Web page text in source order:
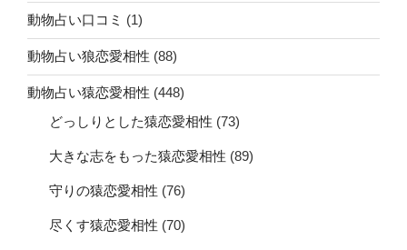
動物占い口コミ (1)
動物占い狼恋愛相性 (88)
動物占い猿恋愛相性 (448)
どっしりとした猿恋愛相性 (73)
大きな志をもった猿恋愛相性 (89)
守りの猿恋愛相性 (76)
尽くす猿恋愛相性 (70)